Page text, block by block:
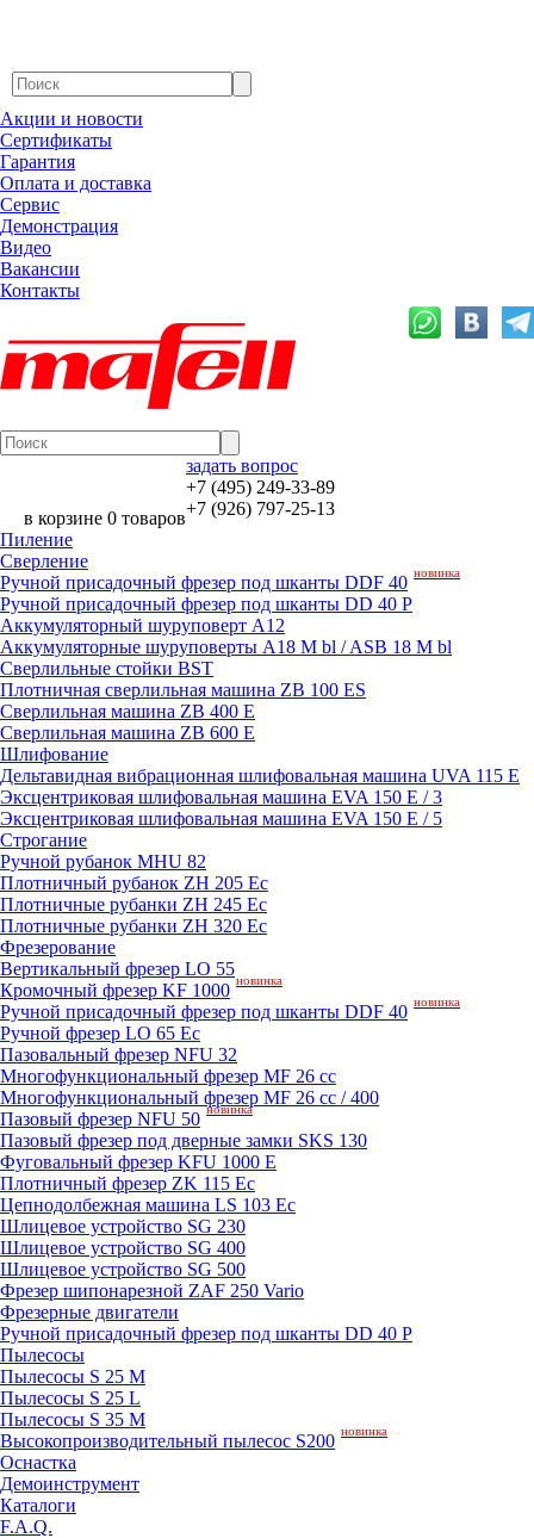
Акции и новости
Сертификаты
Гарантия
Оплата и доставка
Сервис
Демонстрация
Видео
Вакансии
Контакты
в корзине 0 товаров
задать вопрос
+7 (495) 249-33-89
+7 (926) 797-25-13
Пиление
Сверление
Ручной присадочный фрезер под шканты DDF 40 новинка
Ручной присадочный фрезер под шканты DD 40 P
Аккумуляторный шуруповерт A12
Аккумуляторные шуруповерты A18 M bl / ASB 18 M bl
Сверлильные стойки BST
Плотничная сверлильная машина ZB 100 ES
Сверлильная машина ZB 400 E
Сверлильная машина ZB 600 E
Шлифование
Дельтавидная вибрационная шлифовальная машина UVA 115 E
Эксцентриковая шлифовальная машина EVA 150 E / 3
Эксцентриковая шлифовальная машина EVA 150 E / 5
Строгание
Ручной рубанок MHU 82
Плотничный рубанок ZH 205 Ec
Плотничные рубанки ZH 245 Ec
Плотничные рубанки ZH 320 Ec
Фрезерование
Вертикальный фрезер LO 55
Кромочный фрезер KF 1000 новинка
Ручной присадочный фрезер под шканты DDF 40 новинка
Ручной фрезер LO 65 Ec
Пазовальный фрезер NFU 32
Mногофункциональный фрезер MF 26 cc
Mногофункциональный фрезер MF 26 cc / 400
Пазовый фрезер NFU 50 новинка
Пазовый фрезер под дверные замки SKS 130
Фуговальный фрезер KFU 1000 E
Плотничный фрезер ZK 115 Ec
Цепнодолбежная машина LS 103 Ec
Шлицевое устройство SG 230
Шлицевое устройство SG 400
Шлицевое устройство SG 500
Фрезер шипонарезной ZAF 250 Vario
Фрезерные двигатели
Ручной присадочный фрезер под шканты DD 40 P
Пылесосы
Пылесосы S 25 M
Пылесосы S 25 L
Пылесосы S 35 M
Высокопроизводительный пылесос S200 новинка
Оснастка
Демоинструмент
Каталоги
F.A.Q.